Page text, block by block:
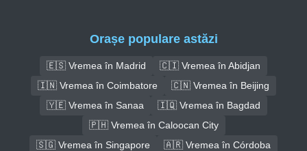
Orașe populare astăzi
🇪🇸 Vremea în Madrid
🇨🇮 Vremea în Abidjan
🇮🇳 Vremea în Coimbatore
🇨🇳 Vremea în Beijing
🇾🇪 Vremea în Sanaa
🇮🇶 Vremea în Bagdad
🇵🇭 Vremea în Caloocan City
🇸🇬 Vremea în Singapore
🇦🇷 Vremea în Córdoba